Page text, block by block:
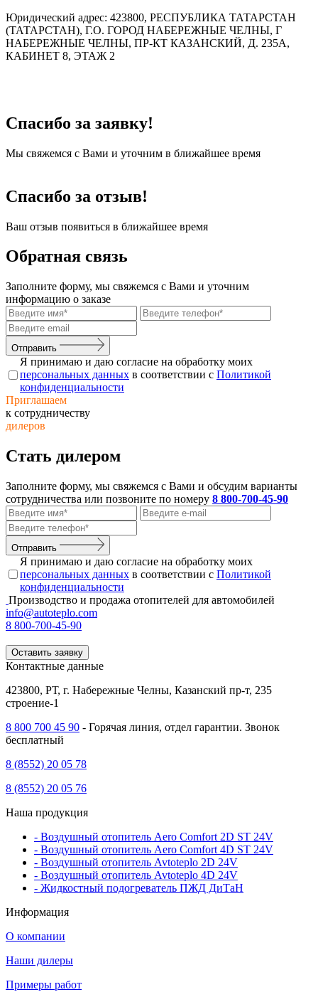
Юридический адрес: 423800, РЕСПУБЛИКА ТАТАРСТАН
(ТАТАРСТАН), Г.О. ГОРОД НАБЕРЕЖНЫЕ ЧЕЛНЫ, Г
НАБЕРЕЖНЫЕ ЧЕЛНЫ, ПР-КТ КАЗАНСКИЙ, Д. 235А,
КАБИНЕТ 8, ЭТАЖ 2
Спасибо за заявку!
Мы свяжемся с Вами и уточним в ближайшее время
Спасибо за отзыв!
Ваш отзыв появиться в ближайшее время
Обратная связь
Заполните форму, мы свяжемся с Вами и уточним
информацию о заказе
Отправить
Я принимаю и даю согласие на обработку моих
персональных данных в соответствии с Политикой
конфиденциальности
Приглашаем
к сотрудничеству
дилеров
Стать дилером
Заполните форму, мы свяжемся с Вами и обсудим варианты
сотрудничества или позвоните по номеру 8 800-700-45-90
Отправить
Я принимаю и даю согласие на обработку моих
персональных данных в соответствии с Политикой
конфиденциальности
Производство и продажа отопителей для автомобилей
info@autoteplo.com
8 800-700-45-90
Оставить заявку
Контактные данные
423800, РТ, г. Набережные Челны, Казанский пр-т, 235
строение-1
8 800 700 45 90 - Горячая линия, отдел гарантии. Звонок
бесплатный
8 (8552) 20 05 78
8 (8552) 20 05 76
Наша продукция
- Воздушный отопитель Aero Comfort 2D ST 24V
- Воздушный отопитель Aero Comfort 4D ST 24V
- Воздушный отопитель Avtoteplo 2D 24V
- Воздушный отопитель Avtoteplo 4D 24V
- Жидкостный подогреватель ПЖД ДиТаН
Информация
О компании
Наши дилеры
Примеры работ